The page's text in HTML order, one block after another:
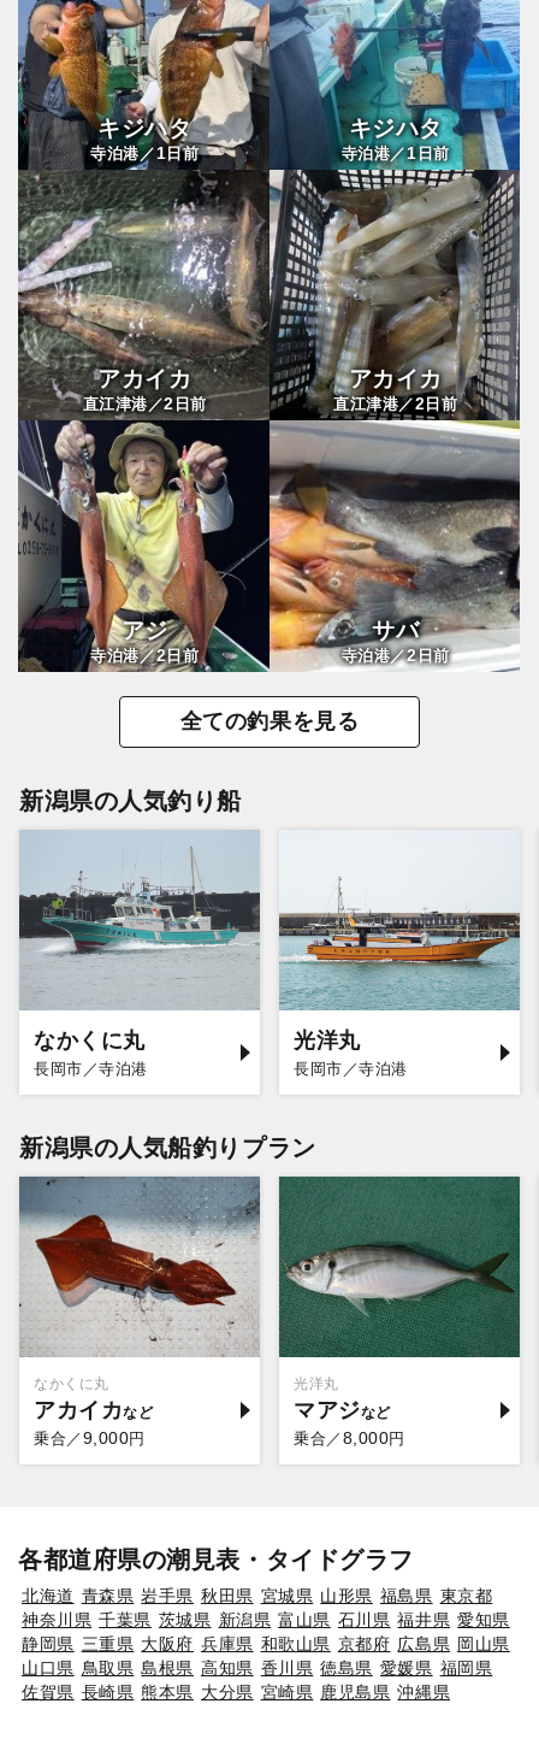
キジハタ
寺泊港／ 1日前
キジハタ
寺泊港／1日前
アカイカ
直江津港／2 日前
アカイカ
直江津港／2 日前
アジ
寺泊港／2日前
サバ
寺泊港／2日前
全ての釣果を見る
新潟県の人気釣り船
なかくに丸
長岡市／寺泊港
光洋丸
長岡市／寺泊港
新潟県の人気船釣りプラン
なかくに丸
アカイカ
乗合／ 9,000円
光洋丸
マアジ
乗合／ 8,000円
各都道府県の潮見表・タイドグラフ
北海道 青森県 岩手県 秋田県 宮城県 山形県 福島県 東京都
神奈川県 千葉県 茨城県 新潟県 富山県 石川県 福井県 愛知県
静岡県 三重県 大阪府 兵庫県 和歌山県 京都府 広島県 岡山県
山口県 鳥取県 島根県 高知県 香川県 徳島県 愛媛県 福岡県
佐賀県 長崎県 熊本県 大分県 宮崎県 鹿児島県 沖縄県